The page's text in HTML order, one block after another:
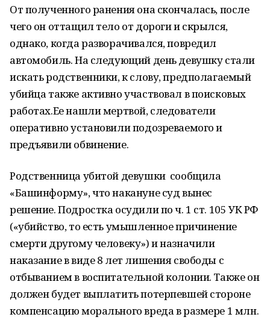
От полученного ранения она скончалась, после
чего он оттащил тело от дороги и скрылся,
однако, когда разворачивался, повредил
автомобиль. На следующий день девушку стали
искать родственники, к слову, предполагаемый
убийца также активно участвовал в поисковых
работах.Ее нашли мертвой, следователи
оперативно установили подозреваемого и
предъявили обвинение.
Родственница убитой девушки сообщила
«Башинформу», что накануне суд вынес
решение. Подростка осудили по ч. 1 ст. 105 УК РФ
(«убийство, то есть умышленное причинение
смерти другому человеку») и назначили
наказание в виде 8 лет лишения свободы с
отбыванием в воспитательной колонии. Также он
должен будет выплатить потерпевшей стороне
компенсацию морального вреда в размере 1 млн.